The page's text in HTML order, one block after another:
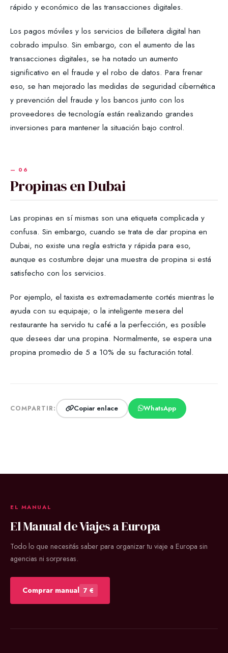
rápido y económico de las transacciones digitales.
Los pagos móviles y los servicios de billetera digital han
cobrado impulso. Sin embargo, con el aumento de las
transacciones digitales, se ha notado un aumento
significativo en el fraude y el robo de datos. Para frenar
eso, se han mejorado las medidas de seguridad cibernética
y prevención del fraude y los bancos junto con los
proveedores de tecnología están realizando grandes
inversiones para mantener la situación bajo control.
Propinas en Dubai
Las propinas en sí mismas son una etiqueta complicada y
confusa. Sin embargo, cuando se trata de dar propina en
Dubai, no existe una regla estricta y rápida para eso,
aunque es costumbre dejar una muestra de propina si está
satisfecho con los servicios.
Por ejemplo, el taxista es extremadamente cortés mientras le
ayuda con su equipaje; o la inteligente mesera del
restaurante ha servido tu café a la perfección, es posible
que desees dar una propina. Normalmente, se espera una
propina promedio de 5 a 10% de su facturación total.
COMPARTIR: Copiar enlace WhatsApp
EL MANUAL
El Manual de Viajes a Europa
Todo lo que necesitás saber para organizar tu viaje a Europa sin
agencias ni sorpresas.
Comprar manual 7 €